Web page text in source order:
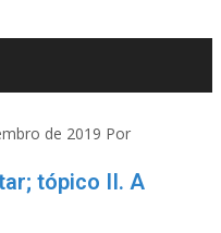
de 2019 Por
tópico II. A